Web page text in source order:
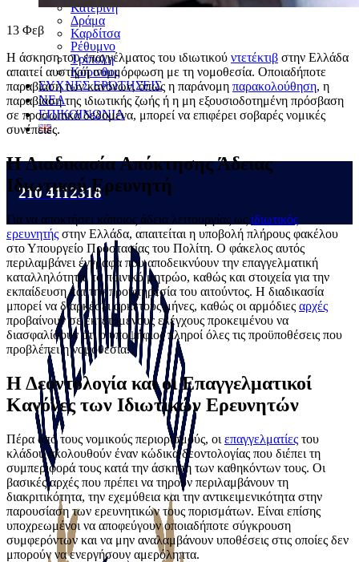
Κατερίνη
Δράμα
Καρδίτσα
Ρέθυμνο
Τρίπολη
Κόρινθος
ΣΥΧΝΕΣ ΕΡΩΤΗΣΕΙΣ
ΝΕΑ
ΕΠΙΚΟΙΝΩΝΙΑ
210 4112318
13 Φεβ
Η άσκηση του επαγγέλματος του ιδιωτικού ντετέκτιβ στην Ελλάδα
απαιτεί αυστηρή συμμόρφωση με τη νομοθεσία. Οποιαδήποτε
παραβίαση των κανόνων, όπως η παράνομη παρακολούθηση, η
παραβίαση της ιδιωτικής ζωής ή η μη εξουσιοδοτημένη πρόσβαση
σε προσωπικά δεδομένα, μπορεί να επιφέρει σοβαρές νομικές
συνέπειες.
Η Διαδικασία Απόκτησης Άδειας
Ιδιωτικού Ερευνητή
Για να αποκτήσει κάποιος άδεια λειτουργίας ως ιδιωτικός
ερευνητής στην Ελλάδα, απαιτείται η υποβολή πλήρους φακέλου
στο Υπουργείο Προστασίας του Πολίτη. Ο φάκελος αυτός
περιλαμβάνει έγγραφα που αποδεικνύουν την επαγγελματική
καταλληλότητα, το ποινικό μητρώο, καθώς και στοιχεία για την
εκπαίδευση και την προϋπηρεσία του αιτούντος. Η διαδικασία
μπορεί να διαρκέσει αρκετούς μήνες, καθώς οι αρμόδιες αρχές
προβαίνουν σε εκτεταμένους ελέγχους προκειμένου να
διασφαλίσουν ότι ο υποψήφιος πληροί όλες τις προϋποθέσεις που
προβλέπει η νομοθεσία.
Η Δεοντολογία και οι Επαγγελματικοί
Κανόνες των Ιδιωτικών Ερευνητών
Πέρα από τους νομικούς περιορισμούς, οι επαγγελματίες του
κλάδου ακολουθούν έναν κώδικα δεοντολογίας που διέπει τη
συμπεριφορά τους κατά την άσκηση των καθηκόντων τους. Οι
βασικές αρχές που πρέπει να τηρούν περιλαμβάνουν τη
διακριτικότητα, την εχεμύθεια και την αντικειμενικότητα στην
παρουσίαση των ερευνητικών τους πορισμάτων. Είναι επίσης
υποχρεωμένοι να αποφεύγουν οποιαδήποτε σύγκρουση
συμφερόντων και να μην αναλαμβάνουν υποθέσεις στις οποίες δεν
μπορούν να ενεργήσουν αμερόληπτα.